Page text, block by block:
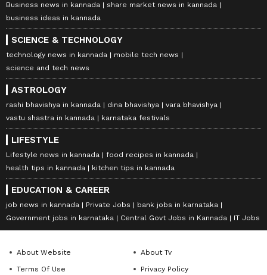
Business news in kannada
share market news in kannada
business ideas in kannada
SCIENCE & TECHNOLOGY
technology news in kannada
mobile tech news
science and tech news
ASTROLOGY
rashi bhavishya in kannada dina bhavishya
vara bhavishya
vastu shastra in kannada
karnataka festivals
LIFESTYLE
Lifestyle news in kannada
food recipes in kannada
health tips in kannada
kitchen tips in kannada
EDUCATION & CAREER
job news in kannada Private Jobs
bank jobs in karnataka
Government jobs in karnataka
Central Govt Jobs in Kannada IT Jobs
About Website
About Tv
Terms Of Use
Privacy Policy